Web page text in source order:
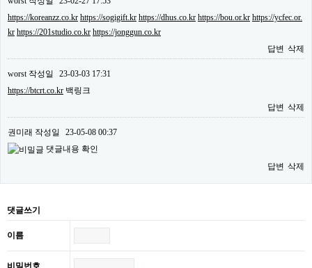
https://koreanzz.co.kr https://sogigift.kr https://dhus.co.kr https://bou.or.kr https://ycfec.or.
kr https://201studio.co.kr https://jonggun.co.kr
답변 삭제
worst작성일
23-03-03 17:31
https://btcrt.co.kr 백링크
답변 삭제
권미래 작성일
23-05-08 00:37
댓글내용 확인
답변 삭제
댓글쓰기
이름
비밀번호